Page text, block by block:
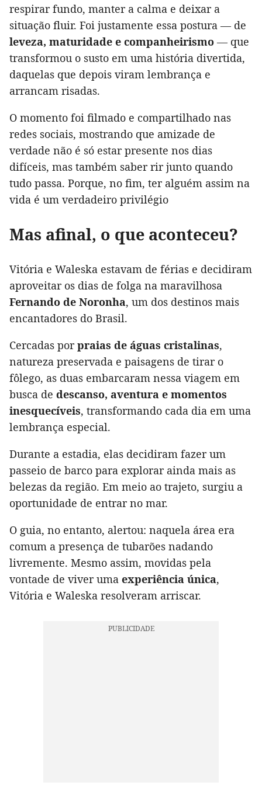
respirar fundo, manter a calma e deixar a
situação fluir. Foi justamente essa postura — de
leveza, maturidade e companheirismo — que
transformou o susto em uma história divertida,
daquelas que depois viram lembrança e
arrancam risadas.
O momento foi filmado e compartilhado nas
redes sociais, mostrando que amizade de
verdade não é só estar presente nos dias
difíceis, mas também saber rir junto quando
tudo passa. Porque, no fim, ter alguém assim na
vida é um verdadeiro privilégio
Mas afinal, o que aconteceu?
Vitória e Waleska estavam de férias e decidiram
aproveitar os dias de folga na maravilhosa
Fernando de Noronha, um dos destinos mais
encantadores do Brasil.
Cercadas porpraias de águas cristalinas,
natureza preservada e paisagens de tirar o
fôlego, as duas embarcaram nessa viagem em
busca de descanso, aventura e momentos
inesquecíveis, transformando cada dia em uma
lembrança especial.
Durante a estadia, elas decidiram fazer um
passeio de barco para explorar ainda mais as
belezas da região. Em meio ao trajeto, surgiu a
oportunidade de entrar no mar.
O guia, no entanto, alertou: naquela área era
comum a presença de tubarões nadando
livremente. Mesmo assim, movidas pela
vontade de viver uma experiência única,
Vitória e Waleska resolveram arriscar.